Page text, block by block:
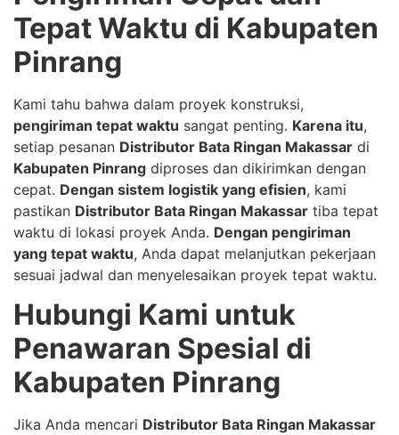
Tepat Waktu di Kabupaten
Pinrang
Kami tahu bahwa dalam proyek konstruksi,
pengiriman tepat waktu sangat penting. Karena itu,
setiap pesanan Distributor Bata Ringan Makassar di
Kabupaten Pinrang diproses dan dikirimkan dengan
cepat. Dengan sistem logistik yang efisien, kami
pastikan Distributor Bata Ringan Makassar tiba tepat
waktu di lokasi proyek Anda. Dengan pengiriman
yang tepat waktu, Anda dapat melanjutkan pekerjaan
sesuai jadwal dan menyelesaikan proyek tepat waktu.
Hubungi Kami untuk
Penawaran Spesial di
Kabupaten Pinrang
Jika Anda mencari Distributor Bata Ringan Makassar